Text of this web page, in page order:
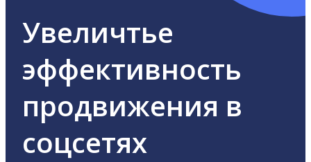
Увеличтье
эффективность
продвижения в
соцсетях